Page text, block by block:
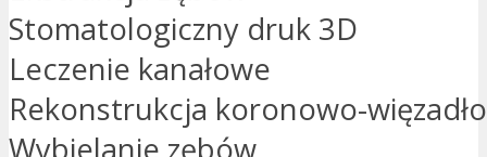
Stomatologiczny druk 3D
Leczenie kanałowe
Rekonstrukcja koronowo-
Wybielanie zębów